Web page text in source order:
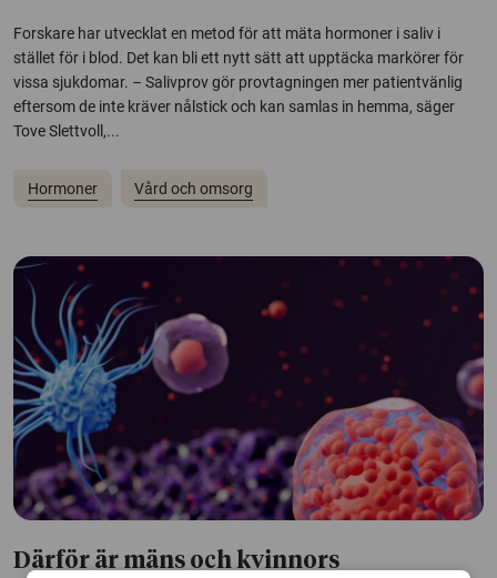
Forskare har utvecklat en metod för att mäta hormoner i saliv i
stället för i blod. Det kan bli ett nytt sätt att upptäcka markörer för
vissa sjukdomar. – Salivprov gör provtagningen mer patientvänlig
eftersom de inte kräver nålstick och kan samlas in hemma, säger
Tove Slettvoll,...
Hormoner Vård och omsorg
Därför är mäns och kvinnors